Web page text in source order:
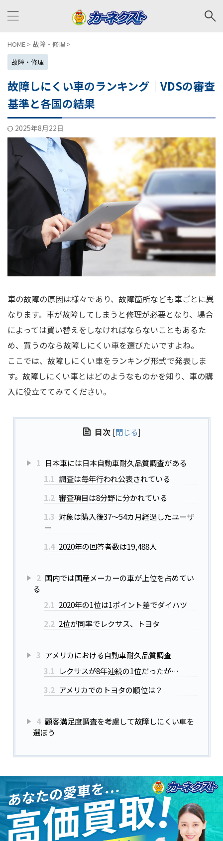
HOME > 故障・修理 >
故障・修理
故障しにくい車のランキング｜VDSの審査
基準と各国の結果
2025年8月22日
車の故障の原因は様々であり、故障箇所なども車ごとに異
なります。車が故障してしまうと修理が必要となり、場合
によっては買い替えをしなければならないこともあるた
め、買うのなら故障しにくい車を選びたいですよね。
ここでは、故障しにくい車をランキング形式で発表しま
す。故障しにくい車とはどのようなものかを知り、車の購
入に役立ててみてください。
目次 [閉じる]
1 日本車には日本自動車耐久品質調査がある
1.1 調査は毎年行われ公表されている
1.2 審査項目は8分野に分かれている
1.3 対象は購入後37～54カ月経過したユーザ
ー
1.4 2020年の回答者数は19,488人
2 国内では国産メーカーの車が上位を占めてい
る
2.1 2020年の1位は1ポイント差でダイハツ
2.2 2位が同率でレクサス、トヨタ
3 アメリカにおける自動車耐久品質調査
3.1 レクサスが8年連続の1位だったが…
3.2 アメリカでのトヨタの順位は？
4 顧客満足度調査を考慮して故障しにくい車を
選ぼう